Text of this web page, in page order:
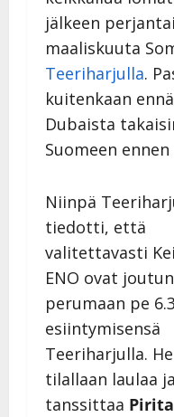
jälkeen
maaliskuuta
Teeriharjulla.
kuitenkaan
Dubaista
Suomeen
Niinpä
tiedotti, että
valitettavasti
ENO ovat
perumaan pe
esiintymisensä
Teeriharjulla.
tilallaan laulaa ja
tanssittaa Pirita